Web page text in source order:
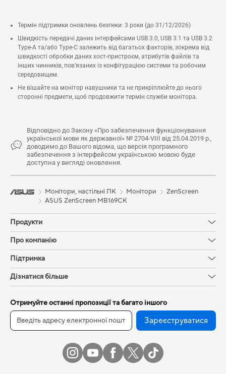
Термін підтримки оновлень безпеки: 3 роки (до 31/12/2026)
Швидкість передачі даних інтерфейсами USB 3.0, USB 3.1 та USB 3.2
Type-A та/або Type-C залежить від багатьох факторів, зокрема від
швидкості обробки даних хост-пристроєм, атрибутів файлів та
інших чинників, пов’язаних із конфігурацією системи та робочим
середовищем.
Не вішайте на монітор навушники та не прикріплюйте до нього
сторонні предмети, щоб продовжити термін служби монітора.
Відповідно до Закону «Про забезпечення функціонування
української мови як державної» № 2704-VIII від 25.04.2019 р.,
доводимо до Вашого відома, що версія програмного
забезпечення з інтерфейсом українською мовою буде
доступна у вигляді оновлення.
Монітори, настільні ПК Монітори
ZenScreen
ASUS ZenScreen MB169CK
Продукти
Про компанію
Підтримка
Дізнатися більше
Отримуйте останні пропозиції та багато іншого
Зареєструватися